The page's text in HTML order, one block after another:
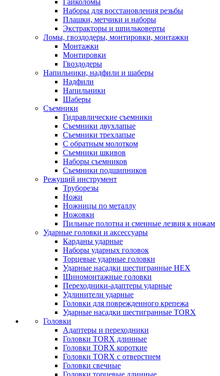
Гайколомы
Наборы для восстановления резьбы
Плашки, метчики и наборы
Экстракторы и шпильковерты
Ломы, гвоздодеры, монтировки, монтажки
Монтажки
Монтировки
Гвоздодеры
Напильники, надфили и шаберы
Надфили
Напильники
Шаберы
Съемники
Гидравлические съемники
Съемники двухлапые
Съемники трехлапые
С обратным молотком
Съемники шкивов
Наборы съемников
Съемники подшипников
Режущий инструмент
Труборезы
Ножи
Ножницы по металлу
Ножовки
Пильные полотна и сменные лезвия к ножам
Ударные головки и аксессуары
Карданы ударные
Наборы ударных головок
Торцевые ударные головки
Ударные насадки шестигранные HEX
Шиномонтажные головки
Переходники-адаптеры ударные
Удлинители ударные
Головки для поврежденного крепежа
Ударные насадки шестигранные TORX
Головки
Адаптеры и переходники
Головки TORX длинные
Головки TORX короткие
Головки TORX с отверстием
Головки свечные
Головки торцевые длинные